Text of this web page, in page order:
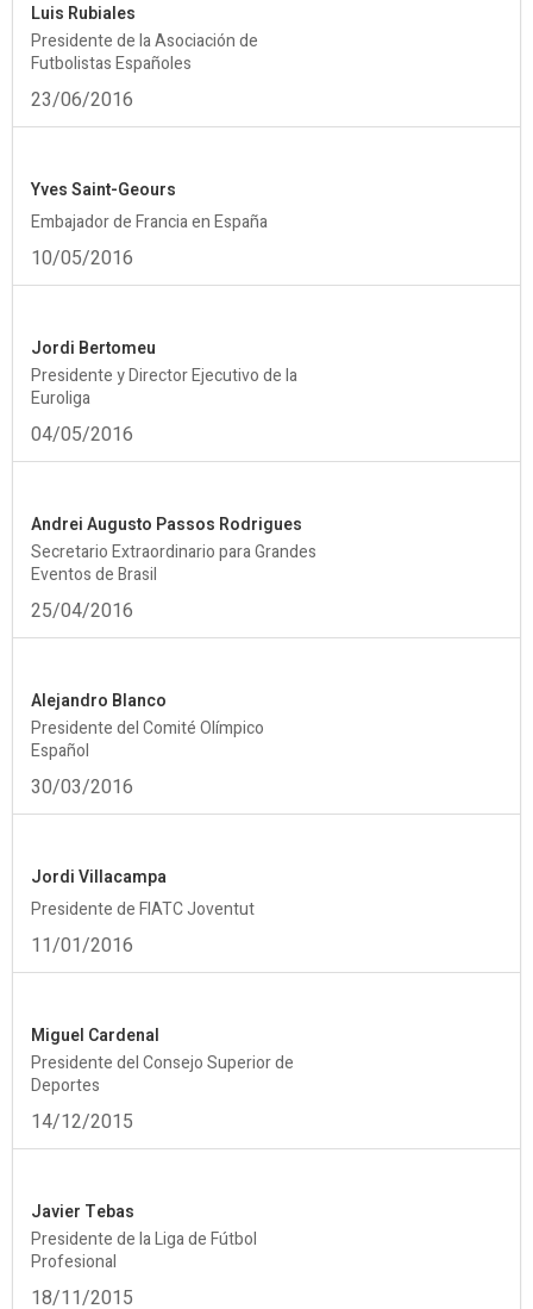
Luis Rubiales
Presidente de la Asociación de
Futbolistas Españoles
23/06/2016
Yves Saint-Geours
Embajador de Francia en España
10/05/2016
Jordi Bertomeu
Presidente y Director Ejecutivo de la
Euroliga
04/05/2016
Andrei Augusto Passos Rodrigues
Secretario Extraordinario para Grandes
Eventos de Brasil
25/04/2016
Alejandro Blanco
Presidente del Comité Olímpico
Español
30/03/2016
Jordi Villacampa
Presidente de FIATC Joventut
11/01/2016
Miguel Cardenal
Presidente del Consejo Superior de
Deportes
14/12/2015
Javier Tebas
Presidente de la Liga de Fútbol
Profesional
18/11/2015